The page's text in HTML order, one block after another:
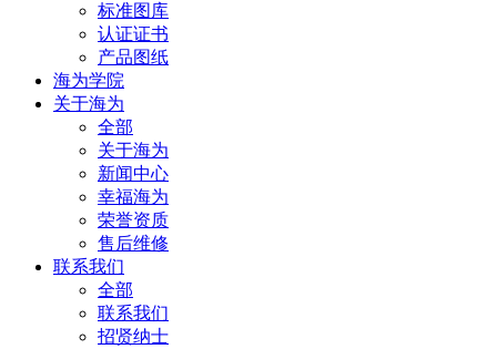
标准图库
认证证书
产品图纸
海为学院
关于海为
全部
关于海为
新闻中心
幸福海为
荣誉资质
售后维修
联系我们
全部
联系我们
招贤纳士